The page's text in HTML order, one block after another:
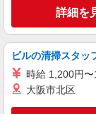
キー
職業紹介
詳細を
ビルの清掃スタッ
時給 1,200円〜
大阪市北区